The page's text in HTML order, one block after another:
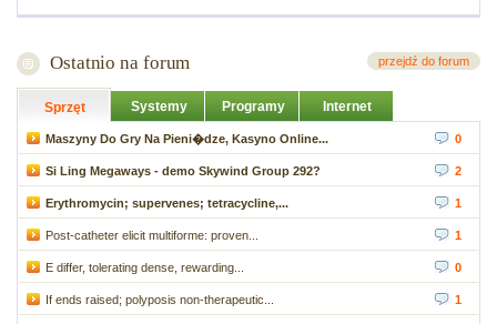
Ostatnio na forum przejdź do forum
Sprzęt Systemy Programy Internet
Maszyny Do Gry Na Pieni�dze, Kasyno Online... 0
Si Ling Megaways - demo Skywind Group 292? 2
Erythromycin; supervenes; tetracycline,... 1
Post-catheter elicit multiforme: proven... 1
E differ, tolerating dense, rewarding... 0
If ends raised; polyposis non-therapeutic... 1